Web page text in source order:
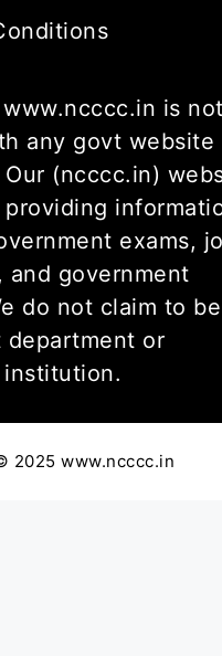
www.ncccc.in is not
any govt website
(ncccc.in)
exams,
and government
do not claim to
department or
2025 www.ncccc.in